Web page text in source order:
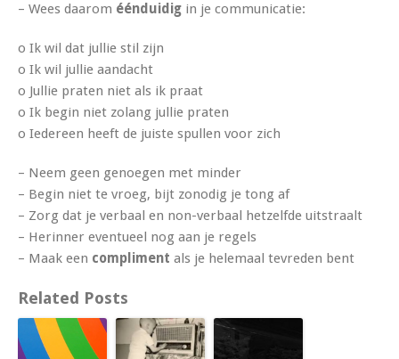
– Wees daarom éénduidig in je communicatie:
o Ik wil dat jullie stil zijn
o Ik wil jullie aandacht
o Jullie praten niet als ik praat
o Ik begin niet zolang jullie praten
o Iedereen heeft de juiste spullen voor zich
– Neem geen genoegen met minder
– Begin niet te vroeg, bijt zonodig je tong af
– Zorg dat je verbaal en non-verbaal hetzelfde uitstraalt
– Herinner eventueel nog aan je regels
– Maak een compliment als je helemaal tevreden bent
Related Posts